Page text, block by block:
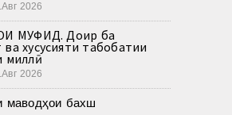
2026
МУФИД. Доир ба
хусусияти табобатии
миллӣ
2026
маводҳои бахш